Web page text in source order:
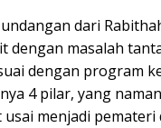
dari
masalah
dengan program
4 pilar, yang
menjadi pemateri